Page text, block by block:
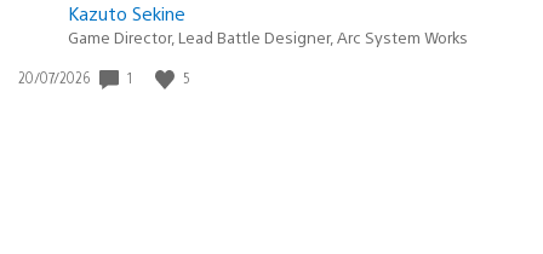
Kazuto Sekine
Game Director, Lead Battle Designer, Arc System Works
Data
20/07/2026 1 5